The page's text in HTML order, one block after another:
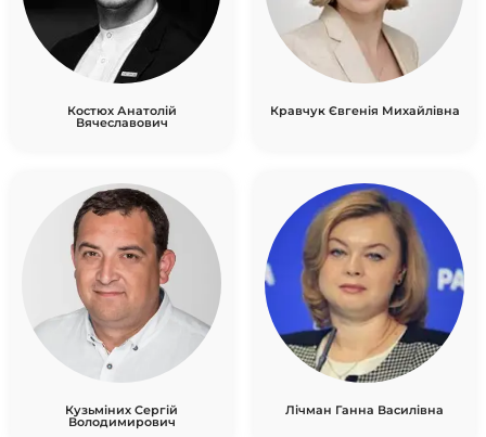
Костюх Анатолій
Вячеславович ​
Кравчук Євгенія Михайлівна
Кузьміних Сергій
Володимирович
Лічман Ганна Василівна ​